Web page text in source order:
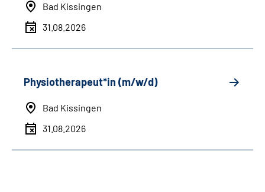
Bad Kissingen
31.08.2026
Physiotherapeut*in (m/w/d)
Bad Kissingen
31.08.2026